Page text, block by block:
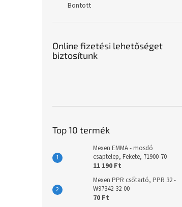
Bontott
Online fizetési lehetőséget
biztosítunk
Top 10 termék
Mexen EMMA - mosdó
csaptelep, Fekete, 71900-70
11 190 Ft
Mexen PPR csőtartó, PPR 32 -
W97342-32-00
70 Ft